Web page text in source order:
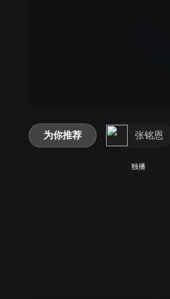
为你推荐 张铭恩
独播